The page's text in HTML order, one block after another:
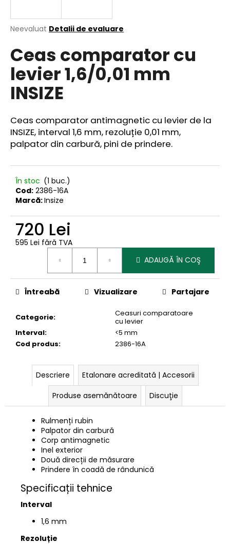
Evaluarea
a
produsului
este
0,0
din
5
Neevaluat Detalii de evaluare
Ceas comparator cu
levier 1,6/0,01 mm
INSIZE
Ceas comparator antimagnetic cu levier de la
INSIZE, interval 1,6 mm, rezoluție 0,01 mm,
palpator din carbură, pini de prindere.
În stoc (1 buc.)
Cod: 2386-16A
Marcă:Insize
720 Lei
595 Lei fără TVA
ADAUGĂ ÎN COŞ
Categorie:
Ceasuri comparatoare
cu levier
Interval:
<5 mm
Cod produs: 2386-16A
Întreabă Vizualizare Partajare
Descriere
Etalonare acreditată | Accesorii
Produse asemănătoare
Discuţie
Rulmenți rubin
Palpator din carbură
Corp antimagnetic
Inel exterior
Două direcții de măsurare
Prindere în coadă de rândunică
Specificații tehnice
Interval
1,6 mm
Rezoluție
ă
r
e
c
o
a
n
d
m